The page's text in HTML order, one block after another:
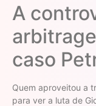
A
caso
Quem aproveitou a
para ver a luta de